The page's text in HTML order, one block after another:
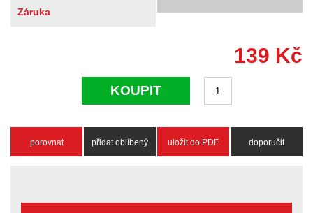
Záruka
139 Kč
KOUPIT
porovnat přidat oblíbený uložit do PDF doporučit